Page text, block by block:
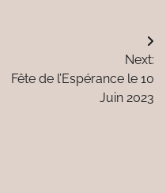
Next:
Fête de l’Espérance le 10
Juin 2023